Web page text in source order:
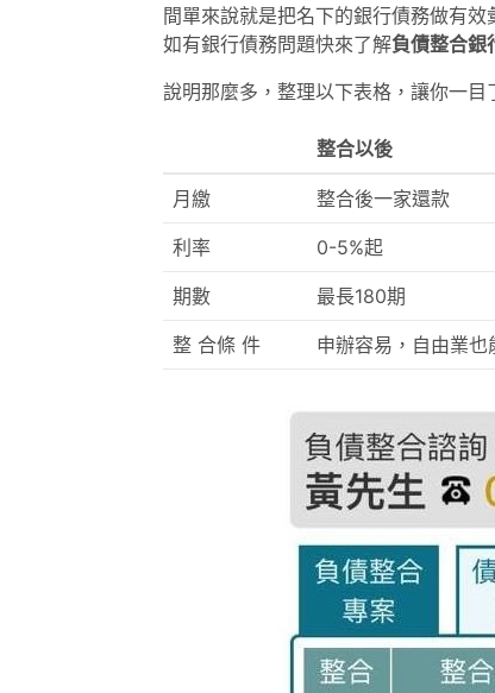
間單來說就是把名下的銀行債務做有
如有銀行債務問題快來了解負債整合銀
說明那麼多，整理以下表格，讓你一目
整合以後
月繳 整合後一家還款
利率 0-5%起
期數 最長180期
整 合條 件 申辦容易，自由業也